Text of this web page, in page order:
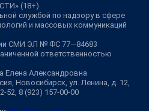
(18+)
службой по надзору в сфере
и массовых коммуникаций
СМИ ЭЛ № ФС 77—84683
ответственностью
Елена Александровна
Новосибирск, ул. Ленина, д. 12,
52, 8 (923) 157-00-00